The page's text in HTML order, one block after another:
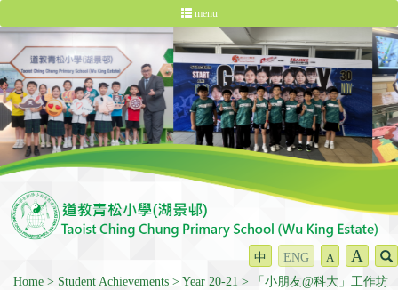
menu
中 ENG A A
Home Student Achievements Year 20-21 「小朋友@科大」工作坊